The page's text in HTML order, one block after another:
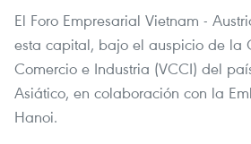
El Foro Empresarial Vietnam -
esta capital, bajo el auspicio de la
Comercio e Industria (VCCI) del
Asiático, en colaboración con la
Hanoi.